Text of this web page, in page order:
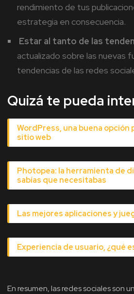
rendimiento de tus
estrategia en consecuencia.
Estar al tanto de las
actualizado sobre las nuevas
tendencias de las redes
Quizá te pueda
WordPress, una buena
sitio web
Photopea: la herramienta de
sabías que necesitabas
Las mejores aplicaciones y
Experiencia de usuario, ¿qué
En resumen, las redes sociales son